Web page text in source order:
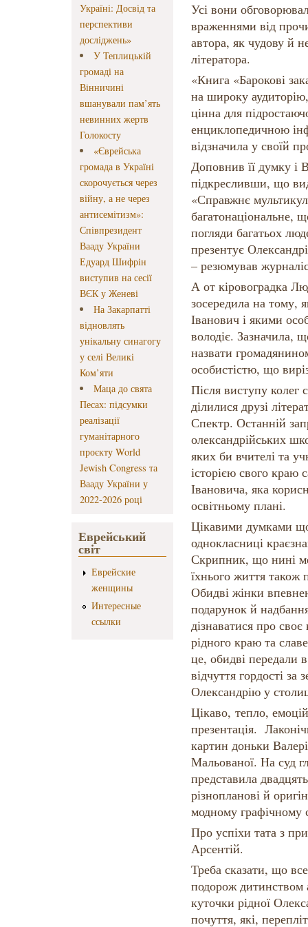
Україні: Досвід та
перспективи
досліджень»
У Теплицькій
громаді на
Вінничині
вшанували пам’ять
невинних жертв
Голокосту
«Єврейська
громада в Україні
скорочується через
війну, а не через
антисемітизм»:
Співпрезидент
Вааду України
Едуард Шифрін
виступив на сесії
ВЄК у Женеві
На Закарпатті
відновлять
унікальну синагогу
у селі Великі
Ком’яти
Маца до свята
Песах: підсумки
реалізації
гуманітарного
проєкту World
Jewish Congress та
Вааду України у
2022-2026 році
Еврейський
світ
Еврейские
женщины
Интересные
ссылки
Усі вони
враженнями від
автора, як чудову й
літератора.
«Книга «Барокові
на широку
цінна для
енциклопедичною
відзначила у своїй
Доповнив її думку і
підкресливши, що
«Справжнє
багатонаціональне,
погляди багатьох
презентує
– резюмував
А от кіровоградка
зосередила на тому,
Іванович і якими
володіє. Зазначила,
назвати
особистістю, що
Після виступу колег
ділилися друзі
Спектр. Останній
олександрійських
яких би вчителі та
історією свого краю
Івановича, яка
освітньому плані.
Цікавими думками
однокласниці
Скрипник, що нині
їхнього життя також
Обидві жінки
подарунок й
дізнаватися про
рідного краю та
це, обидві передали
відчуття гордості за
Олександрію у
Цікаво, тепло,
презентація.
картин доньки
Мальованої. На суд
представила
різнопланові й
модному графічному
Про успіхи тата з
Арсентій.
Треба сказати, що
подорож дитинством
куточки рідної
почуття, які,